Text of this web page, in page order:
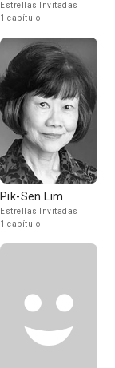
Estrellas Invitadas
1 capítulo
Pik-Sen Lim
Estrellas Invitadas
1 capítulo